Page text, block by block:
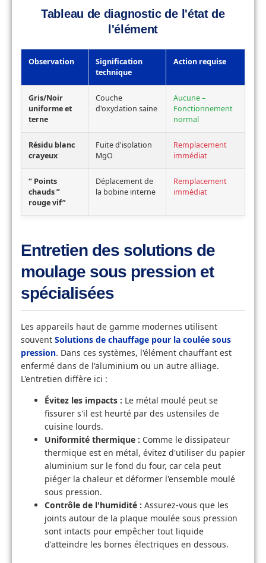
Tableau de diagnostic de l'état de
l'élément
Observation
Signification
technique
Action requise
Gris/Noir
uniforme et
terne
Couche
d'oxydation saine
Aucune –
Fonctionnement
normal
Résidu blanc
crayeux
Fuite d'isolation
MgO
Remplacement
immédiat
“ Points
chauds ”
rouge vif”
Déplacement de
la bobine interne
Remplacement
immédiat
Entretien des solutions de
moulage sous pression et
spécialisées
Les appareils haut de gamme modernes utilisent
souvent Solutions de chauffage pour la coulée sous
pression. Dans ces systèmes, l'élément chauffant est
enfermé dans de l'aluminium ou un autre alliage.
L'entretien diffère ici :
Évitez les impacts : Le métal moulé peut se
fissurer s'il est heurté par des ustensiles de
cuisine lourds.
Uniformité thermique : Comme le dissipateur
thermique est en métal, évitez d'utiliser du papier
aluminium sur le fond du four, car cela peut
piéger la chaleur et déformer l'ensemble moulé
sous pression.
Contrôle de l'humidité : Assurez-vous que les
joints autour de la plaque moulée sous pression
sont intacts pour empêcher tout liquide
d'atteindre les bornes électriques en dessous.